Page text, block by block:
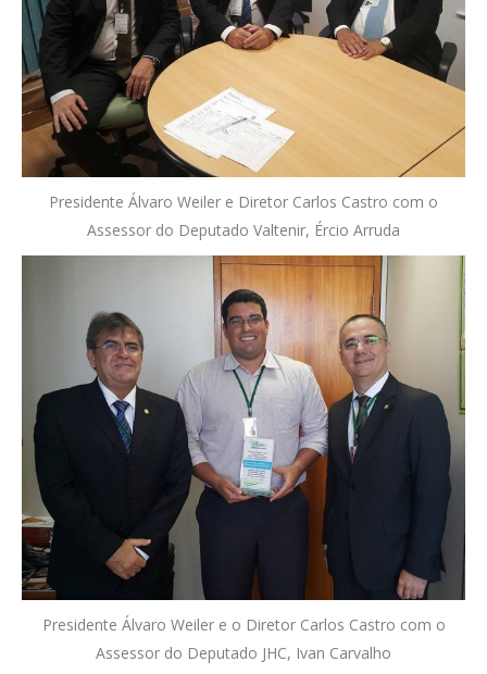
Presidente Álvaro Weiler e Diretor Carlos Castro com o
Assessor do Deputado Valtenir, Ércio Arruda
Presidente Álvaro Weiler e o Diretor Carlos Castro com o
Assessor do Deputado JHC, Ivan Carvalho